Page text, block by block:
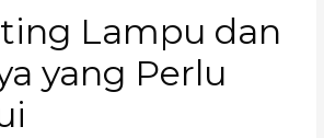
Lampu dan
yang Perlu